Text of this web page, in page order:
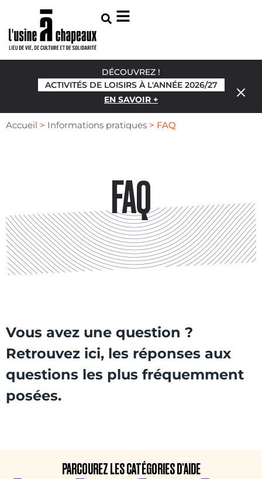
DÉCOUVREZ !
ACTIVITÉS DE LOISIRS À L'ANNÉE 2026/27
EN SAVOIR +
Accueil > Informations pratiques > FAQ
FAQ
Vous avez une question ?
Retrouvez ici, les réponses aux
questions les plus fréquemment
posées.
PARCOUREZ LES CATÉGORIES D'AIDE